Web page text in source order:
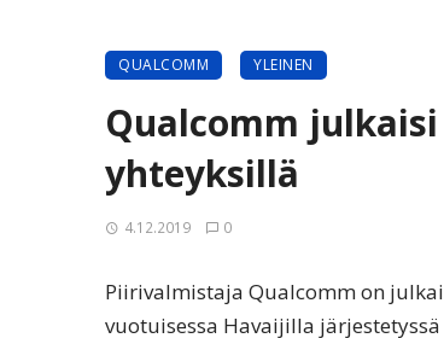
QUALCOMM YLEINEN
Qualcomm
yhteyksillä
4.12.2019 0
Piirivalmistaja Qualcomm on
vuotuisessa Havaijilla